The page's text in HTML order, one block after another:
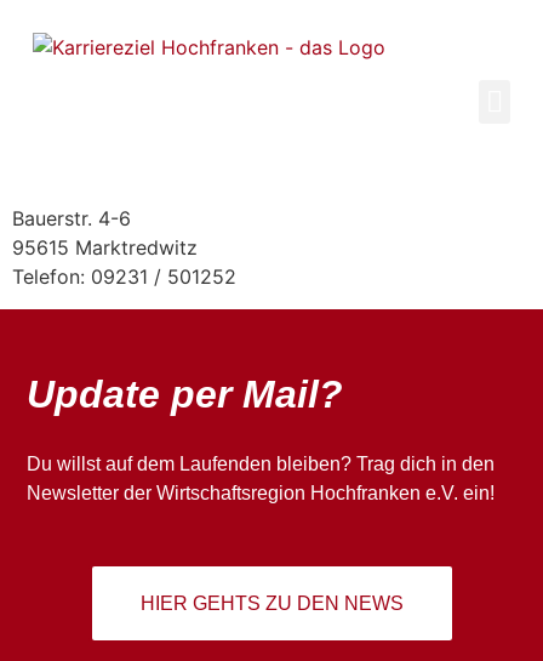
springen
Bauerstr. 4-6
95615 Marktredwitz
Telefon: 09231 / 501252
Update per Mail?
Du willst auf dem Laufenden bleiben? Trag dich in den
Newsletter der Wirtschaftsregion Hochfranken e.V. ein!
HIER GEHTS ZU DEN NEWS